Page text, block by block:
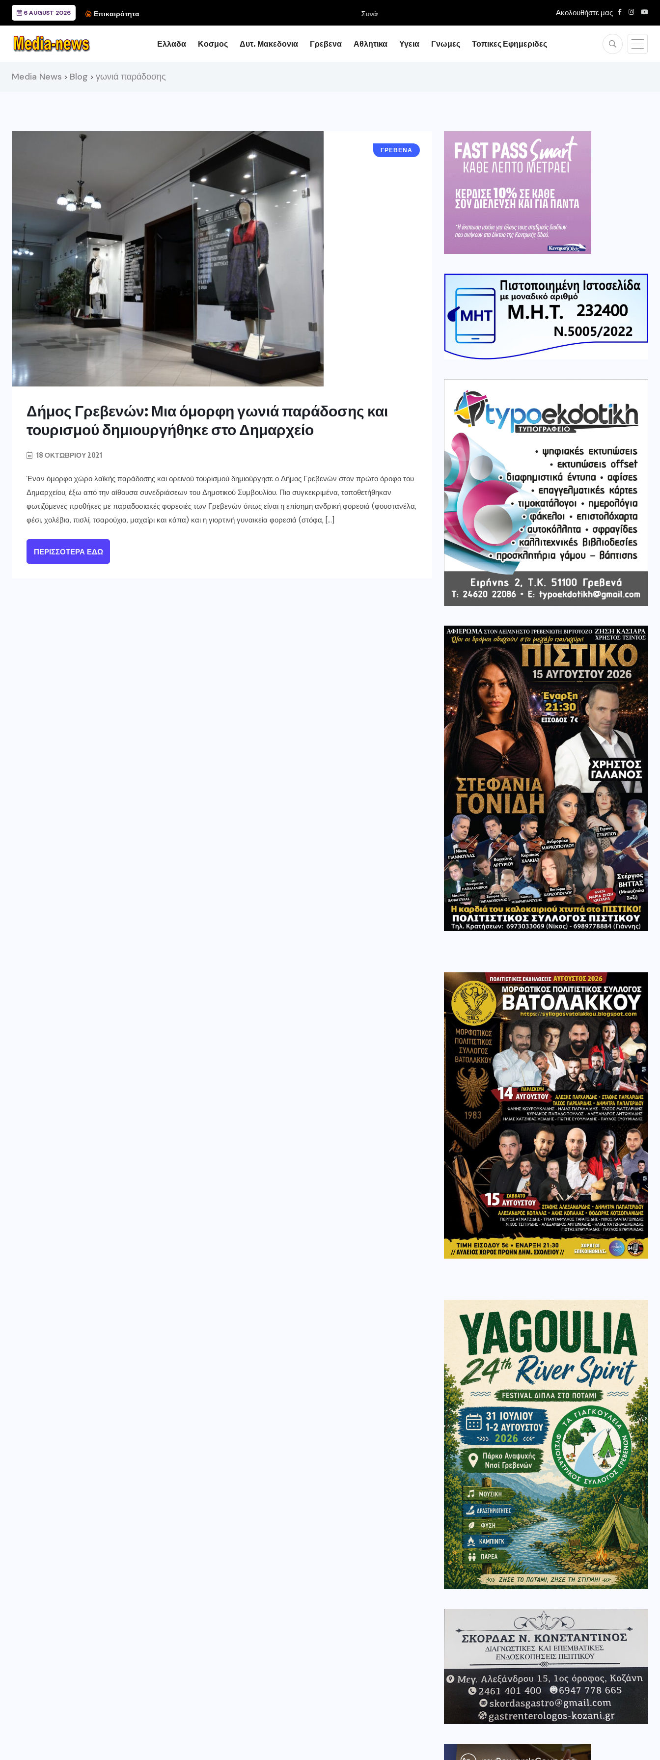
6 AUGUST 2026 Επικαιρότητα Συνάντηση του Περιφερειάρχη με τον Υφυπουργό Εθνικής Οικονομίας... Ακολουθήστε μας
Ελλαδα Κοσμος Δυτ. Μακεδονια Γρεβενα Αθλητικα Υγεια Γνωμες Τοπικες Εφημεριδες
Media News > Blog > γωνιά παράδοσης
ΓΡΕΒΕΝΑ
Δήμος Γρεβενών: Μια όμορφη γωνιά παράδοσης και
τουρισμού δημιουργήθηκε στο Δημαρχείο
18 ΟΚΤΩΒΡΊΟΥ 2021
Έναν όμορφο χώρο λαϊκής παράδοσης και ορεινού τουρισμού δημιούργησε ο Δήμος Γρεβενών στον πρώτο όροφο του
Δημαρχείου, έξω από την αίθουσα συνεδριάσεων του Δημοτικού Συμβουλίου. Πιο συγκεκριμένα, τοποθετήθηκαν
φωτιζόμενες προθήκες με παραδοσιακές φορεσιές των Γρεβενών όπως είναι η επίσημη ανδρική φορεσιά (φουστανέλα,
φέσι, χολέβια, πισλί, τσαρούχια, μαχαίρι και κάπα) και η γιορτινή γυναικεία φορεσιά (στόφα, […]
ΠΕΡΙΣΣΌΤΕΡΑ ΕΔΏ